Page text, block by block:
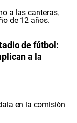
de fútbol:
a la